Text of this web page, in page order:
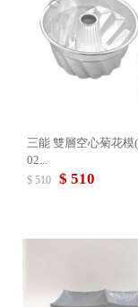
三能 雙層空心菊花模
02...
$ 510 $ 510